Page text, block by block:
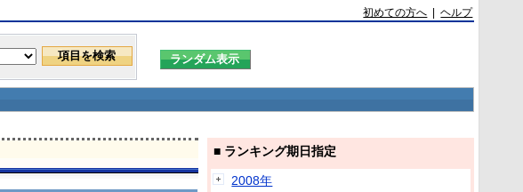
初めての方へ |ヘルプ
■ ランキング期日指定
2008年